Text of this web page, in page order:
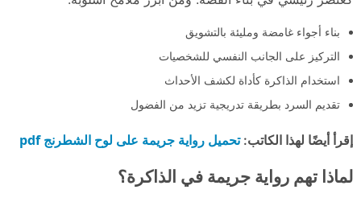
بناء أجواء غامضة ومليئة بالتشويق
التركيز على الجانب النفسي للشخصيات
استخدام الذاكرة كأداة لكشف الأحداث
تقديم السرد بطريقة تدريجية تزيد من الفضول
إقرأ أيضًا لهذا الكاتب:تحميل رواية جريمة على لوح الشطرنج pdf
لماذا تهم رواية جريمة في الذاكرة؟